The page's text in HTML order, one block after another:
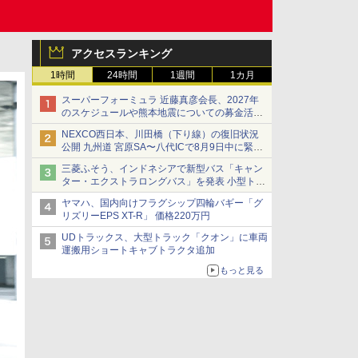
アクセスランキング
1時間 24時間 1週間 1カ月
スーパーフォーミュラ 近藤真彦会長、2027年
のスケジュールや熊本地震についての募金活動
を紹介
NEXCO西日本、川田橋（下り線）の復旧状況
公開 九州道 宮原SA〜八代ICで8月9日中に緊急
車両を通行可能に
三菱ふそう、インドネシアで新型バス「キャン
ター・エクストラロングバス」を発表 小型トラ
ックベースの観光・旅客輸送向けバス
ヤマハ、国内向けフラグシップ四輪バギー「グ
リズリーEPS XT-R」 価格220万円
UDトラックス、大型トラック「クオン」に車両
運搬用ショートキャブトラクタ追加
もっと見る